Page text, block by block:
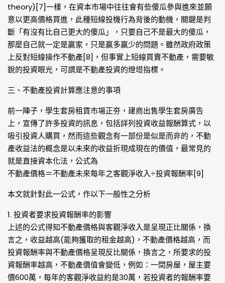
theory)[7]一樣，在資本市場中往往會有些傻瓜參與進來並願
意以更高價格買進，此種短線投機行為背後的動機，關鍵是判
斷「有沒有比自己更大的傻瓜」，只要自己不是最大的傻瓜，
那麼自己就一定是贏家，只是贏多贏少的問題。雖然政府政策
上反對短線操作不動產[8]，但事實上短線買賣不動產，需要敏
銳的投資眼光，可謂是不動產投資的燈塔指標。
三、不動產投資計算應注意的事項
前一陣子，學生套房租賃市場正夯，建商出售學生套房廣告
上，宣傳了許多投資的訊息，包括詳列投資收益報酬算式，以
吸引投資人購買，然而這些觀念有一部份是似是而非的，不動
產收益法的概念是以未來的收益折現成現在的價值，最常見的
就是直接資本化法，公式為
不動產價格＝不動產未來每年之客觀淨收入÷投資報酬率[9]
本文就針對此一公式，作以下一般性之分析
1. 投資者要求投資報酬率的影響
上述的公式得知不動產價格與客觀淨收入是呈現正比關係，換
言之，收益越高(能夠獲取的租金越高)，不動產價格越高，而
投資報酬率與不動產價格呈現反比關係，換言之，所要求的投
資報酬率越高，不動產價值會變低，例如：一間房屋，屋主要
價600萬，每年的客觀淨收益約是30萬，若投資者的報酬率要